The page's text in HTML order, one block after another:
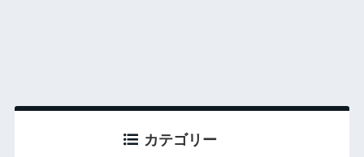
カテゴリー